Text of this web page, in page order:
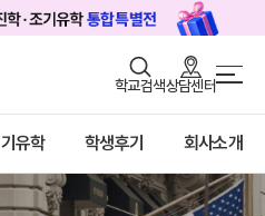
학교검색상담센터
유학 학생후기 회사소개